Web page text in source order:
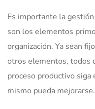
Es importante la
son los elementos
organización. Ya sean
otros elementos, todos
proceso productivo
mismo pueda mejorarse.